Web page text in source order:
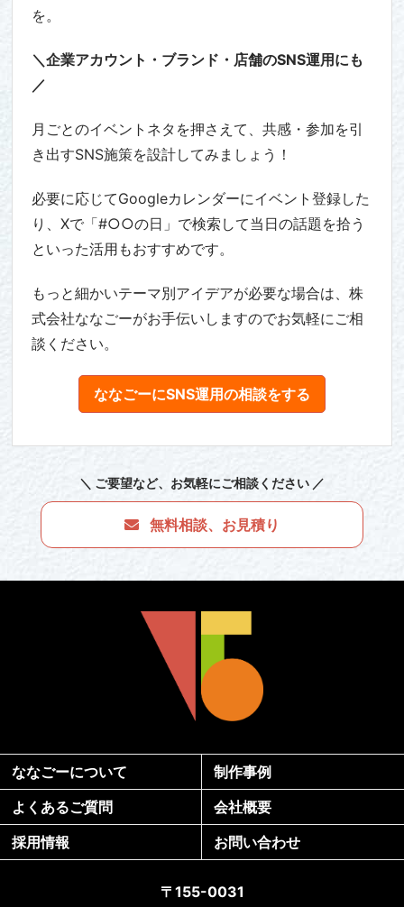
を。
＼企業アカウント・ブランド・店舗のSNS運用にも
／
月ごとのイベントネタを押さえて、共感・参加を引
き出すSNS施策を設計してみましょう！
必要に応じてGoogleカレンダーにイベント登録した
り、Xで「#○○の日」で検索して当日の話題を拾う
といった活用もおすすめです。
もっと細かいテーマ別アイデアが必要な場合は、株
式会社ななごーがお手伝いしますのでお気軽にご相
談ください。
ななごーにSNS運用の相談をする
＼ ご要望など、お気軽にご相談ください ／
無料相談、お見積り
ななごーについて
制作事例
よくあるご質問
会社概要
採用情報
お問い合わせ
〒155-0031